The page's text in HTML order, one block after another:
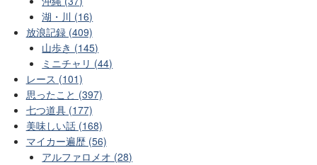
湖・川 (16)
放浪記録 (409)
山歩き (145)
ミニチャリ (44)
レース (101)
思ったこと (397)
七つ道具 (177)
美味しい話 (168)
マイカー遍歴 (56)
アルファロメオ (28)